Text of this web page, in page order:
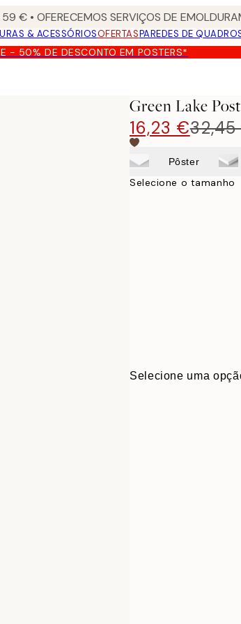
€ • OFERECEMOS SERVIÇOS DE
& ACESSÓRIOSOFERTASPAREDES DE
- 50% DE DESCONTO EM POSTERS*
Green Lake
16,23 €
Pôster
Selecione o tamanho
Selecione uma